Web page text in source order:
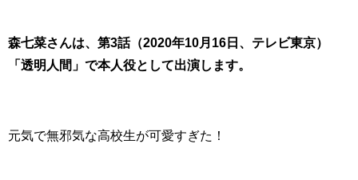
森七菜さんは、第3話（2020年10月16日、テレビ東京）
「透明人間」で本人役として出演します。
元気で無邪気な高校生が可愛すぎた！